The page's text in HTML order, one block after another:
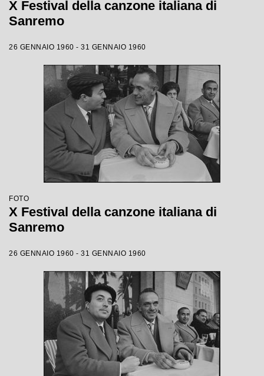
X Festival della canzone italiana di
Sanremo
26 GENNAIO 1960 - 31 GENNAIO 1960
FOTO
X Festival della canzone italiana di
Sanremo
26 GENNAIO 1960 - 31 GENNAIO 1960